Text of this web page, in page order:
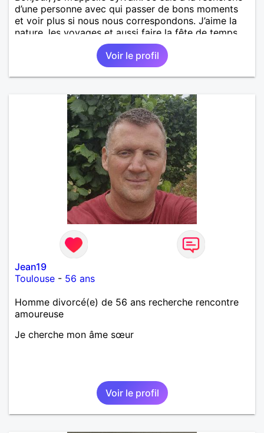
d’une personne avec qui passer de bons moments
et voir plus si nous nous correspondons. J’aime la
nature, les voyages et aussi faire la fête de temps
en temps ;-)Je suis papa d’un petit garçon de 7 ans
dont je m’occupe en garde alternée. J’aime à peu
près tous les styles de musique. (Oui je suis pas
trop fan de Jul). Je fais du sport pour garder la
pense en tout cas 😂)
Voir le profil
Jean19
Toulouse - 56 ans
Homme divorcé(e) de 56 ans recherche rencontre
amoureuse
Je cherche mon âme sœur
Voir le profil